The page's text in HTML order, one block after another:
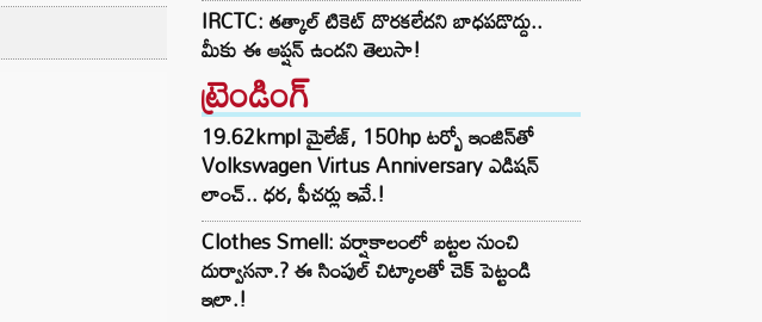
IRCTC: తత్కాల్ టికెట్ దొరకలేదని బాధపడొద్దు..
మీకు ఈ ఆప్షన్ ఉందని తెలుసా!
ట్రెండింగ్‌
19.62kmpl మైలేజ్, 150hp టర్బో ఇంజిన్‌తో
Volkswagen Virtus Anniversary ఎడిషన్
లాంచ్.. ధర, ఫీచర్లు ఇవే.!
Clothes Smell: వర్షాకాలంలో బట్టల నుంచి
దుర్వాసనా.? ఈ సింపుల్ చిట్కాలతో చెక్ పెట్టండి
ఇలా.!